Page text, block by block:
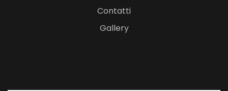
Contatti
Gallery